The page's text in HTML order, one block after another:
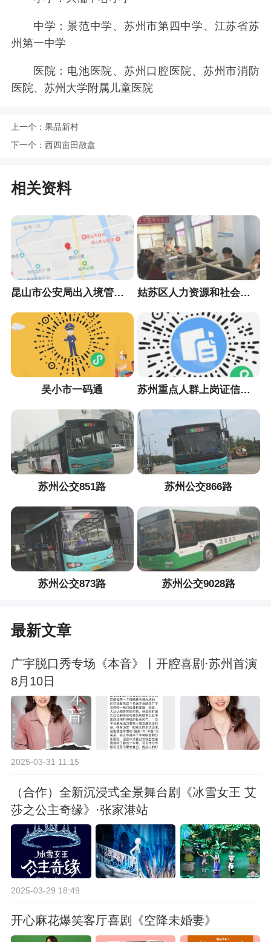
中学：景范中学、苏州市第四中学、江苏省苏
州第一中学
医院：电池医院、苏州口腔医院、苏州市消防
医院、苏州大学附属儿童医院
上一个： 果品新村
下一个： 西四亩田散盘
相关资料
昆山市公安局出入境管理大队 姑苏区人力资源和社会保障局
吴小市一码通 苏州重点人群上岗证信息采集小程序
苏州公交851路 苏州公交866路
苏州公交873路 苏州公交9028路
最新文章
广宇脱口秀专场《本音》丨开腔喜剧·苏州首演
8月10日
2025-03-31 11:15
（合作）全新沉浸式全景舞台剧《冰雪女王 艾
莎之公主奇缘》·张家港站
2025-03-29 18:49
开心麻花爆笑客厅喜剧《空降未婚妻》